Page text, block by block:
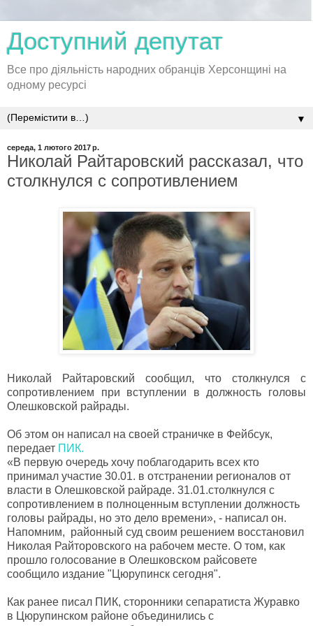
Доступний депутат
Все про діяльність народних обранців Херсонщині на
одному ресурсі
▼
середа, 1 лютого 2017 р.
Николай Райтаровский рассказал, что
столкнулся с сопротивлением
Николай Райтаровский сообщил, что столкнулся с
сопротивлением при вступлении в должность головы
Олешковской райрады.
Об этом он написал на своей страничке в Фейбсук,
передает ПИК.
«В первую очередь хочу поблагодарить всех кто
принимал участие 30.01. в отстранении регионалов от
власти в Олешковской райраде. 31.01.столкнулся с
сопротивлением в полноценным вступлении должность
головы райрады, но это дело времени», - написал он.
Напомним, районный суд своим решением восстановил
Николая Райторовского на рабочем месте. О том, как
прошло голосование в Олешковском райсовете
сообщило издание "Цюрупинск сегодня".
Как ранее писал ПИК, сторонники сепаратиста Журавко
в Цюрупинском районе объединились с